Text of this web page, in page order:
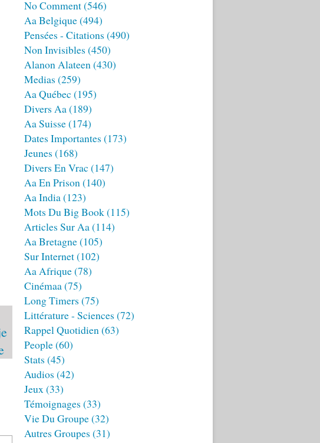
No Comment(546)
Aa Belgique(494)
Pensées - Citations (490)
Non Invisibles (450)
Alanon Alateen(430)
Medias (259)
Aa Québec (195)
Divers Aa(189)
Aa Suisse(174)
Dates Importantes (173)
Jeunes (168)
Divers En Vrac (147)
Aa En Prison(140)
Aa India(123)
Mots Du Big Book(115)
Articles Sur Aa(114)
Aa Bretagne(105)
Sur Internet(102)
Aa Afrique(78)
Cinémaa(75)
Long Timers (75)
Littérature - Sciences (72)
Rappel Quotidien(63)
People(60)
Stats (45)
Audios (42)
Jeux(33)
Témoignages (33)
Vie Du Groupe(32)
Autres Groupes (31)